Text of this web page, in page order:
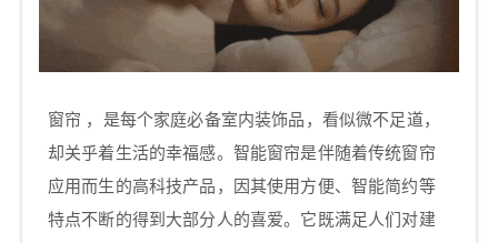
窗帘 ，是每个家庭必备室内装饰品，看似微不足道，
却关乎着生活的幸福感。智能窗帘是伴随着传统窗帘
应用而生的高科技产品，因其使用方便、智能简约等
特点不断的得到大部分人的喜爱。它既满足人们对建